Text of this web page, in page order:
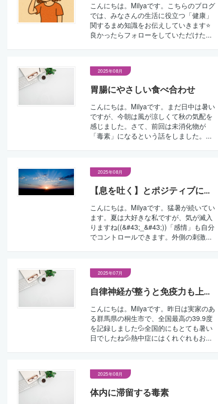
こんにちは。Milyaです。こちらのブログ
では、みなさんの生活に役立つ「健康」
関するまめ知識をお伝えしていきます⭐
良かったらフォローをしていただけた...
2025年08月
胃腸にやさしい食べ合わせ
こんにちは。Milyaです。まだ日中は暑い
ですが、今朝は風が涼しくて秋の気配を
感じました。さて、前回は未消化物が
「毒素」になるという話をしました。...
2025年08月
【息を吐く】とポジティブに...
こんにちは。Milyaです。猛暑が続いてい
ます。夏は大好きな私ですが、気が滅入
りますね((&#43;_&#43;))「感情」も自分
でコントロールできます。外側の刺激...
2025年07月
自律神経が整うと免疫力も上...
こんにちは。Milyaです。昨日は実家のあ
る群馬県の桐生市で、全国最高の39.9度
を記録しました💦全国的にもとても暑い
日でしたね💦熱中症にはくれぐれもお...
2025年08月
体内に滞留する毒素